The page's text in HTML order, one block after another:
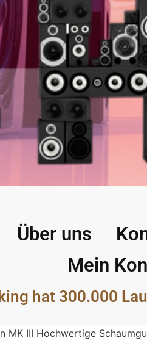
Über uns
Mein
hat 300.000
MK III Hochwertige